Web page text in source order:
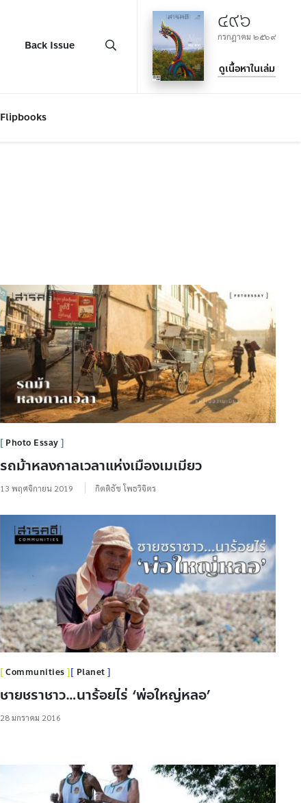
Back Issue
๔๙๖
กรกฎาคม ๒๕๖๙
ดูเนื้อหาในเล่ม
Flipbooks
Photo Essay
รถม้าหลงกาลเวลาแห่งเมืองเมเมียว
13 พฤศจิกายน 2019 กิตติธัช โพธวิจิตร
Communities Planet
ชายชราชาว…นาร้อยไร่ ‘พ่อใหญ่หลอ’
28 มกราคม 2016